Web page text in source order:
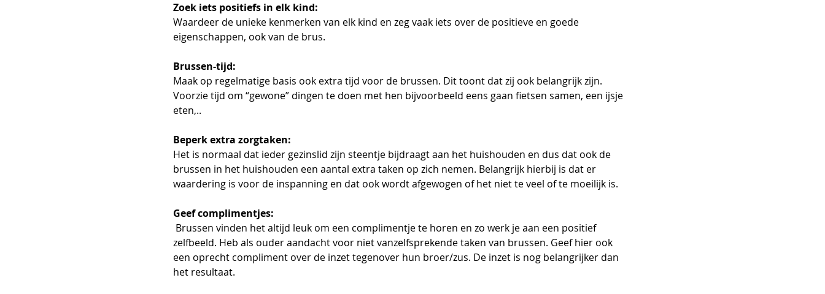
Zoek iets positiefs in elk kind:
Waardeer de unieke kenmerken van elk kind en zeg vaak iets over de positieve en goede
eigenschappen, ook van de brus.
Brussen-tijd:
Maak op regelmatige basis ook extra tijd voor de brussen. Dit toont dat zij ook belangrijk zijn.
Voorzie tijd om “gewone” dingen te doen met hen bijvoorbeeld eens gaan fietsen samen, een ijsje
eten,..
Beperk extra zorgtaken:
Het is normaal dat ieder gezinslid zijn steentje bijdraagt aan het huishouden en dus dat ook de
brussen in het huishouden een aantal extra taken op zich nemen. Belangrijk hierbij is dat er
waardering is voor de inspanning en dat ook wordt afgewogen of het niet te veel of te moeilijk is.
Geef complimentjes:
Brussen vinden het altijd leuk om een complimentje te horen en zo werk je aan een positief
zelfbeeld. Heb als ouder aandacht voor niet vanzelfsprekende taken van brussen. Geef hier ook
een oprecht compliment over de inzet tegenover hun broer/zus. De inzet is nog belangrijker dan
het resultaat.